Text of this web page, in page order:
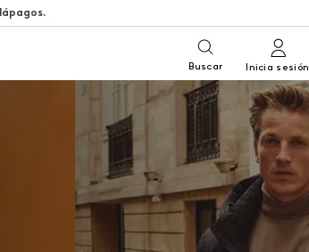
Buscar Inicia sesión